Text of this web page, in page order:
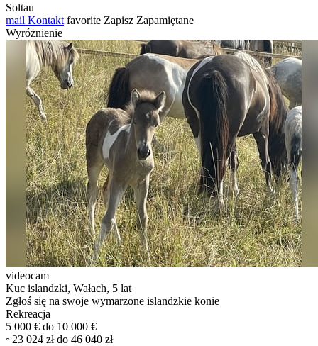
Soltau
mail Kontakt favorite Zapisz Zapamiętane
Wyróżnienie
videocam
Kuc islandzki, Wałach, 5 lat
Zgłoś się na swoje wymarzone islandzkie konie
Rekreacja
5 000 € do 10 000 €
~23 024 zł do 46 040 zł